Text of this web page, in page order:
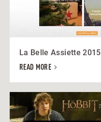
La Belle Assiette 2015
READ MORE